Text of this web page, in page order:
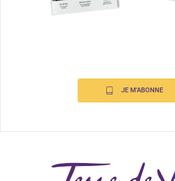
JE M'ABONNE